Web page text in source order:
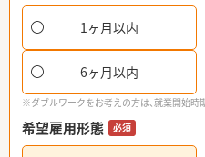
1ヶ月以内
6ヶ月以内
※ダブルワークをお考えの方は、就業開始時
希望雇用形態 必須